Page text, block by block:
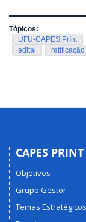
Tópicos:
UFU-CAPES.PrInt
edital
retificação
CAPES
Objetivos
Grupo Gestor
Temas Estratégicos